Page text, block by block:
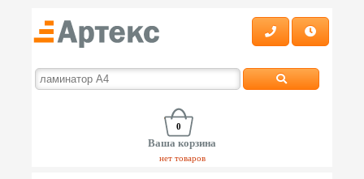
0
Ваша корзина
нет товаров